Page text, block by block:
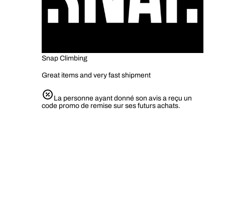
Snap Climbing
Great items and very fast shipment
La personne ayant donné son avis a reçu un
code promo de remise sur ses futurs achats.